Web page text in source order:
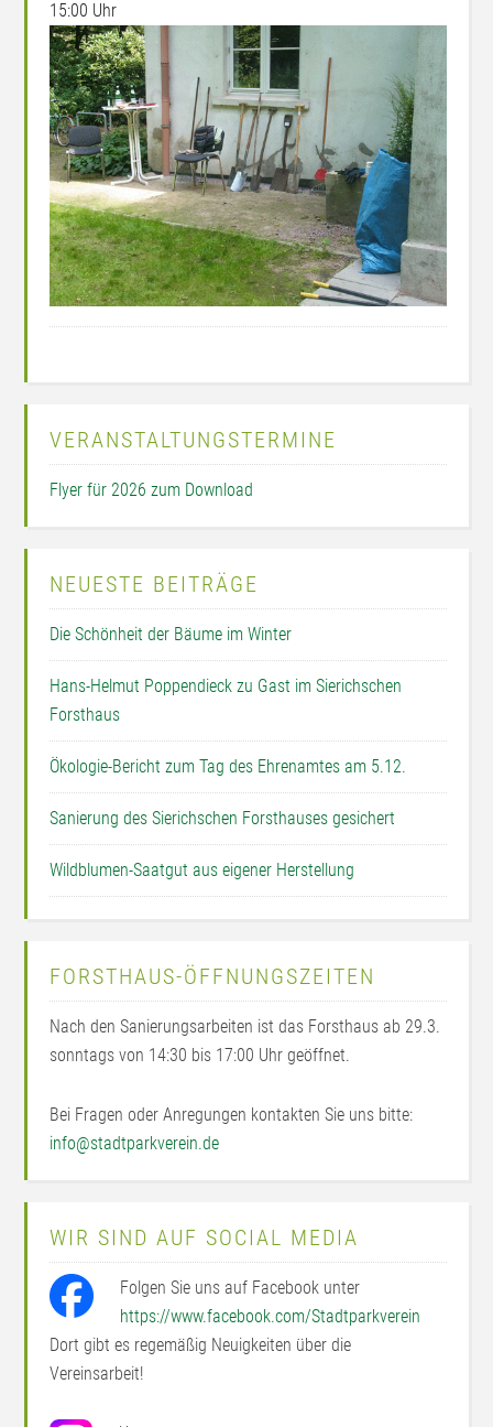
15:00 Uhr
VERANSTALTUNGSTERMINE
Flyer für 2026 zum Download
NEUESTE BEITRÄGE
Die Schönheit der Bäume im Winter
Hans-Helmut Poppendieck zu Gast im Sierichschen
Forsthaus
Ökologie-Bericht zum Tag des Ehrenamtes am 5.12.
Sanierung des Sierichschen Forsthauses gesichert
Wildblumen-Saatgut aus eigener Herstellung
FORSTHAUS-ÖFFNUNGSZEITEN
Nach den Sanierungsarbeiten ist das Forsthaus ab 29.3.
sonntags von 14:30 bis 17:00 Uhr geöffnet.
Bei Fragen oder Anregungen kontakten Sie uns bitte:
info@stadtparkverein.de
WIR SIND AUF SOCIAL MEDIA
Folgen Sie uns auf Facebook unter
https://www.facebook.com/Stadtparkverein
Dort gibt es regemäßig Neuigkeiten über die
Vereinsarbeit!